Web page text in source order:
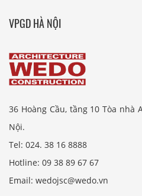
VPGD HÀ NỘI
36 Hoàng Cầu, tầng 10 Tòa nhà
Nội.
Tel: 024. 38 16 8888
Hotline: 09 38 89 67 67
Email: wedojsc@wedo.vn